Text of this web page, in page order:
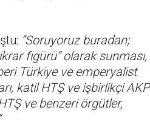
“Soruyoruz buradan;
figürü” olarak sunması,
Türkiye ve emperyalist
katil HTŞ ve işbirlikçi AKP
ve benzeri örgütler,